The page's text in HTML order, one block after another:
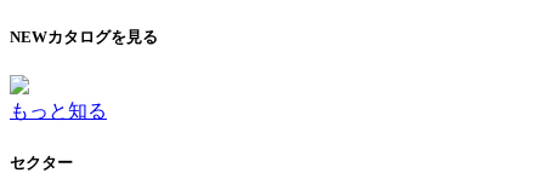
NEWカタログを見る
もっと知る
セクター